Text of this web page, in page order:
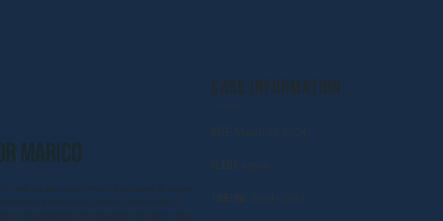
Marico
sed do eiusmod tempor incididunt ut labore
nostrud exercitation ullamco laboris nisi ut
in reprehenderit in voluptate velit esse cillum
Case Information